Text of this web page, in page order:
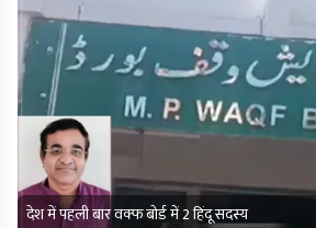
देश में पहली बार वक्फ बोर्ड में 2 हिंदू सदस्य